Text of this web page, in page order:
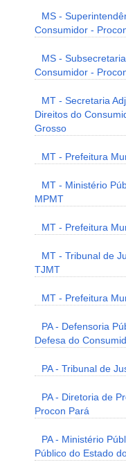
MS -
Consumidor -
MS -
Consumidor -
MT - Secretaria
Direitos do
Grosso
MT - Prefeitura
MT - Ministério
MPMT
MT - Prefeitura
MT - Tribunal de
TJMT
MT - Prefeitura
PA - Defensoria
Defesa do
PA - Tribunal de
PA - Diretoria de
Procon Pará
PA - Ministério
Público do Estado